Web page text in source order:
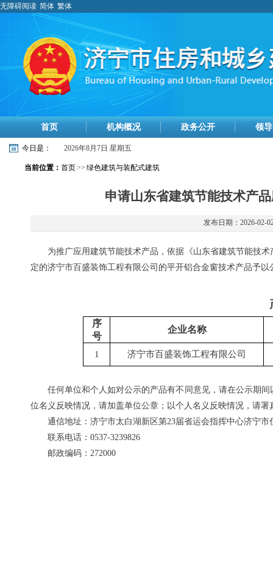
无障碍阅读 简体 繁体
首页 机构概况 政务公开 领
今日是： 2026年8月7日 星期五
当前位置： 首页>> 绿色建筑与装配式建筑
申请山东省建筑节能技术产
发布日期：2026-02-
为推广应用建筑节能技术产品，依据《山东省建筑节能技
定的济宁市百盛装饰工程有限公司的平开铝合金窗技术产品予
序
号
企业名称
1 济宁市百盛装饰工程有限公司
任何单位和个人如对公示的产品有不同意见，请在公示期
位名义反映情况，请加盖单位公章；以个人名义反映情况，请署
通信地址：济宁市太白湖新区第23届省运会指挥中心济宁
联系电话：0537-3239826
邮政编码：272000